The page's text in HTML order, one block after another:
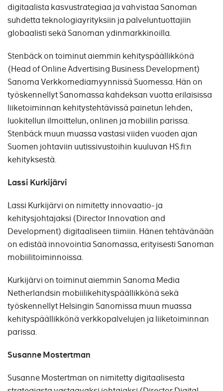
digitaalista kasvustrategiaa ja vahvistaa Sanoman
suhdetta teknologiayrityksiin ja palveluntuottajiin
globaalisti sekä Sanoman ydinmarkkinoilla.
Stenbäck on toiminut aiemmin kehityspäällikkönä
(Head of Online Advertising Business Development)
Sanoma Verkkomediamyynnissä Suomessa. Hän on
työskennellyt Sanomassa kahdeksan vuotta erilaisissa
liiketoiminnan kehitystehtävissä painetun lehden,
luokitellun ilmoittelun, onlinen ja mobiilin parissa.
Stenbäck muun muassa vastasi viiden vuoden ajan
Suomen johtaviin uutissivustoihin kuuluvan HS.fi:n
kehityksestä.
Lassi Kurkijärvi
Lassi Kurkijärvi on nimitetty innovaatio- ja
kehitysjohtajaksi (Director Innovation and
Development) digitaaliseen tiimiin. Hänen tehtävänään
on edistää innovointia Sanomassa, erityisesti Sanoman
mobiilitoiminnoissa.
Kurkijärvi on toiminut aiemmin Sanoma Media
Netherlandsin mobiilikehityspäällikkönä sekä
työskennellyt Helsingin Sanomissa muun muassa
kehityspäällikkönä verkkopalvelujen ja liiketoiminnan
parissa.
Susanne Mostertman
Susanne Mostertman on nimitetty digitaalisesta